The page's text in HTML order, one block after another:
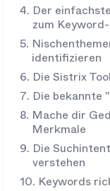
Der
zum
identifizieren
Die Sistrix
Die bekannte
Mache dir
Merkmale
Die
verstehen
Keywords